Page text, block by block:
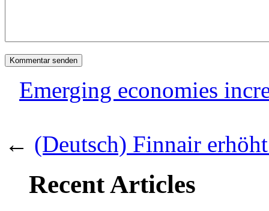
Emerging economies
← (Deutsch) Finnair
Recent Articles